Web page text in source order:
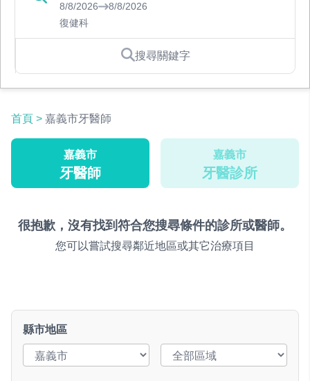
8/8/2026
8/8/2026
復健科
搜尋關鍵字
首頁 > 嘉義市牙醫師
嘉義市
牙醫師
嘉義市
牙醫診所
很抱歉，沒有找到符合您搜尋條件的診所或醫師。
您可以嘗試搜尋鄰近地區或其它治療項目
縣市地區